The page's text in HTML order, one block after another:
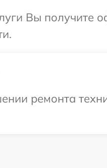
Вы получите
ремонта